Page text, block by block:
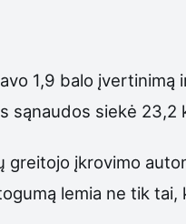
1,9 balo įvertinimą
sąnaudos siekė 23,2
įkrovimo
lemia ne tik